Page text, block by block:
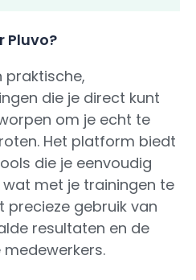
Pluvo?
praktische,
die je direct kunt
om je echt te
Het platform biedt
die je eenvoudig
met je trainingen te
precieze gebruik van
resultaten en de